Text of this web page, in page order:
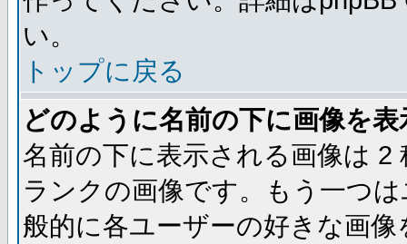
い。
トップに戻る
どのように名前の下に画像を
名前の下に表示される画像は
ランクの画像です。もう一つ
般的に各ユーザーの好きな画